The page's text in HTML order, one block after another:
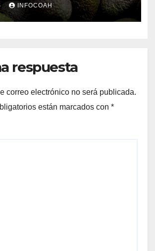
INFOCOAH
respuesta
correo electrónico no será publicada.
están marcados con *